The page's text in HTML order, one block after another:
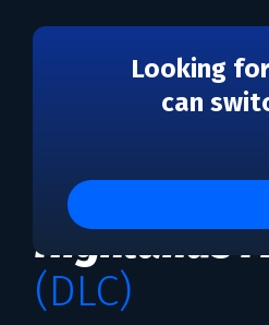
Looking
can
Farming
Highlands
(DLC)